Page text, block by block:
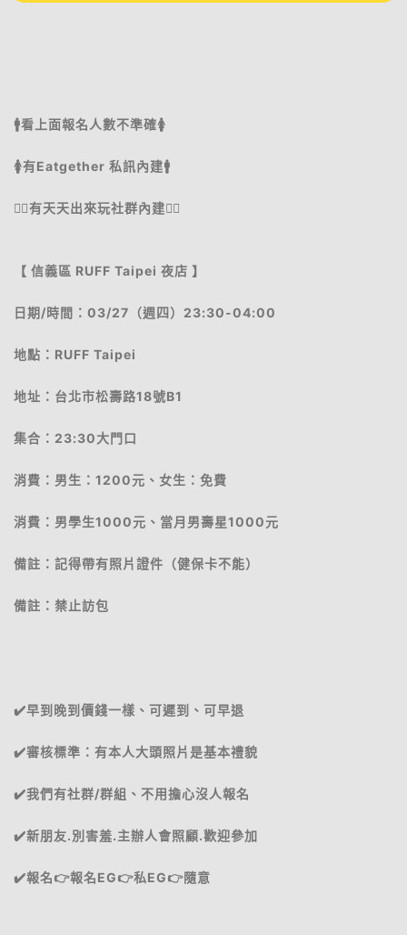
🚹看上面報名人數不準確🚺
🚺有Eatgether 私訊內建🚹
🧍‍♂️有天天出來玩社群內建🧍‍♀️
【 信義區 RUFF Taipei 夜店 】
日期/時間：03/27（週四）23:30-04:00
地點：RUFF Taipei
地址：台北市松壽路18號B1
集合：23:30大門口
消費：男生：1200元、女生：免費
消費：男學生1000元、當月男壽星1000元
備註：記得帶有照片證件（健保卡不能）
備註：禁止訪包
✔️早到晚到價錢一樣、可遲到、可早退
✔️審核標準：有本人大頭照片是基本禮貌
✔️我們有社群/群組、不用擔心沒人報名
✔️新朋友.別害羞.主辦人會照顧.歡迎參加
✔️報名👉報名EG👉私EG👉隨意